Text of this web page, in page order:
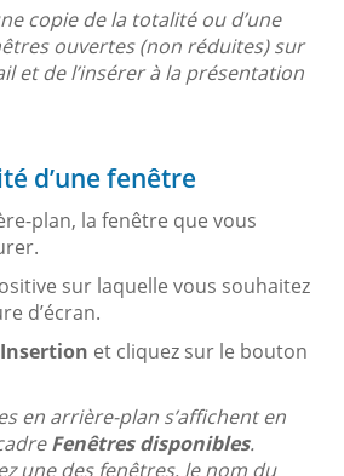
copie de la totalité ou d’une
ouvertes (non réduites) sur
et de l’insérer à la présentation
d’une fenêtre
plan, la fenêtre que vous
sur laquelle vous souhaitez
d’écran.
Insertion et cliquez sur le bouton
en arrière-plan s’affichent en
Fenêtres disponibles.
une des fenêtres, le nom du